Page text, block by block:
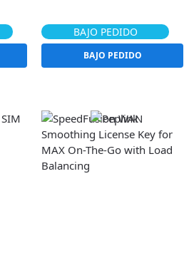
BAJO PEDIDO
BAJO PEDIDO